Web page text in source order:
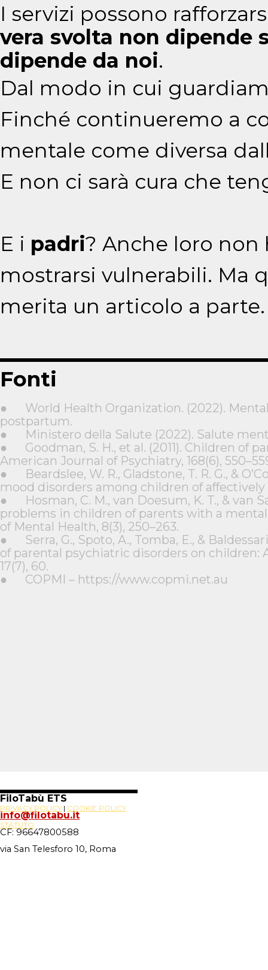
I servizi possono
vera svolta non dipende
dipende da noi.
Dal modo in cui
Finché continueremo a
mentale come diversa
E non ci sarà cura che
E i padri? Anche loro non
mostrarsi vulnerabili. Ma
merita un articolo a parte.
Fonti
● World Health Organization. (2022).
postpartum.
●
Ministero della Salute (2022). Salute
● Goodman, S. H., et al. (2011). Children of
American Journal of Psychiatry, 168(6),
●
Beardslee, W. R., Gladstone, T. R. G., &
mood disorders among children of affectively
●
Hosman, C. M., van Doesum, K. T., &
problems in children of parents with a
of Mental Health, 8(3), 250–263.
● Serra, G., Spoto, A., Tomba, E., &
of parental psychiatric disorders on children:
17(7), 60.
● COPMI – https://www.copmi.net.au
PRIVACY POLICY | COOKIE POLICY
STATUTO
FiloTabù ETS
info@filotabu.it
CF: 96647800588
via San Telesforo 10, Roma